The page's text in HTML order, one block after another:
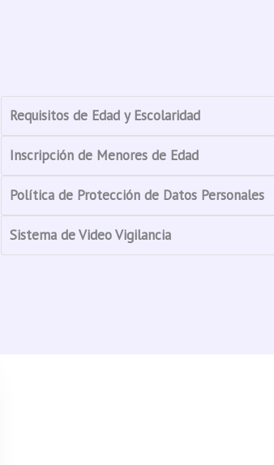
Requisitos de Edad y Escolaridad
Inscripción de Menores de Edad
Política de Protección de Datos Personales
Sistema de Video Vigilancia